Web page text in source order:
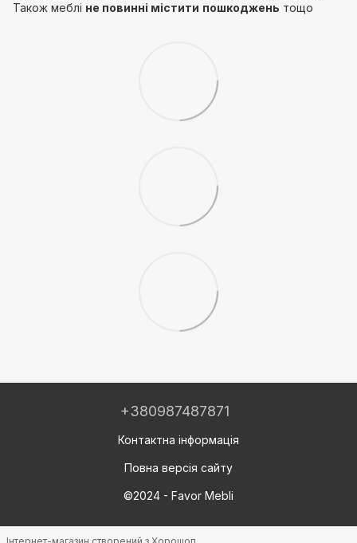
Також меблі не повинні містити пошкоджень тощо
+380987487871
Контактна інформація
Повна версія сайту
©2024 - Favor Mebli